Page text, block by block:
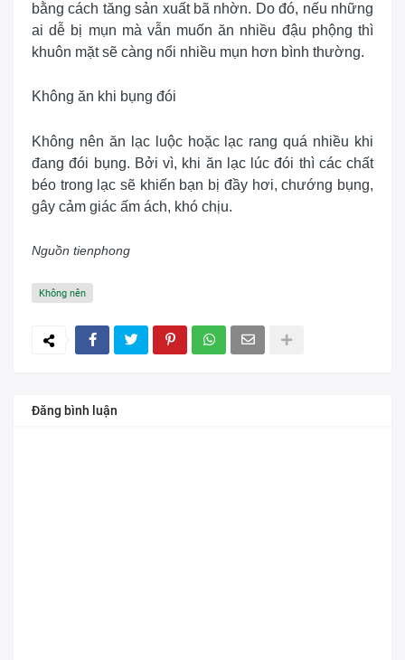
bằng cách tăng sản xuất bã nhờn. Do đó, nếu những
ai dễ bị mụn mà vẫn muốn ăn nhiều đậu phộng thì
khuôn mặt sẽ càng nổi nhiều mụn hơn bình thường.
Không ăn khi bụng đói
Không nên ăn lạc luộc hoặc lạc rang quá nhiều khi
đang đói bụng. Bởi vì, khi ăn lạc lúc đói thì các chất
béo trong lạc sẽ khiến bạn bị đầy hơi, chướng bụng,
gây cảm giác ấm ách, khó chịu.
Nguồn tienphong
Không nên
Đăng bình luận